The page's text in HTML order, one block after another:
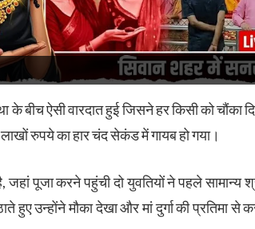
के बीच ऐसी वारदात हुई जिसने हर किसी को चौंका
रुपये का हार चंद सेकंड में गायब हो गया।
जहां पूजा करने पहुंची दो युवतियों ने पहले सामान्य
हुए उन्होंने मौका देखा और मां दुर्गा की प्रतिमा